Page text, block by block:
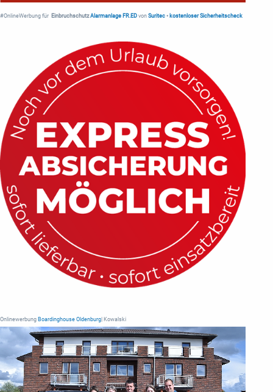
#OnlineWerbung für Einbruchschutz Alarmanlage FR.ED von Suritec • kostenloser Sicherheitscheck
Onlinewerbung Boardinghouse Oldenburg | Kowalski